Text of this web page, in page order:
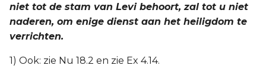
niet tot de stam van Levi behoort, zal tot u niet
naderen, om enige dienst aan het heiligdom te
verrichten.
1) Ook: zie Nu 18.2 en zie Ex 4.14.